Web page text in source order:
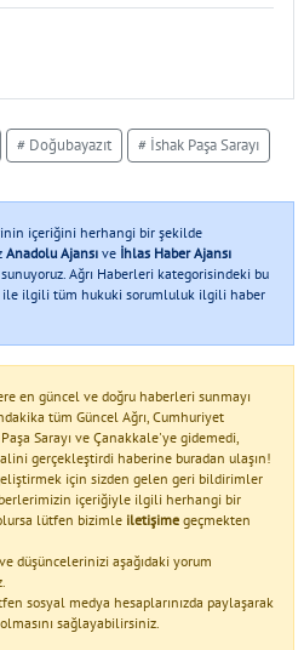
# Doğubayazıt # İshak Paşa Sarayı
içeriğini herhangi bir şekilde
Anadolu Ajansı ve İhlas Haber Ajansı
Ağrı Haberleri kategorisindeki bu
ilgili tüm hukuki sorumluluk ilgili haber
en güncel ve doğru haberleri sunmayı
tüm Güncel Ağrı, Cumhuriyet
Sarayı ve Çanakkale'ye gidemedi,
gerçekleştirdi haberine buradan ulaşın!
için sizden gelen geri bildirimler
içeriğiyle ilgili herhangi bir
lütfen bizimle iletişime geçmekten
düşüncelerinizi aşağıdaki yorum
sosyal medya hesaplarınızda paylaşarak
sağlayabilirsiniz.